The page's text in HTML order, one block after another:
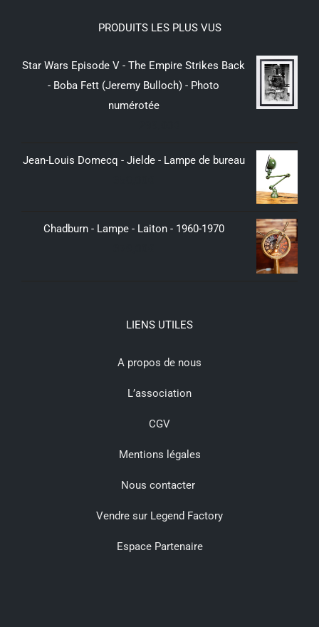
PRODUITS LES PLUS VUS
Star Wars Episode V - The Empire Strikes Back
- Boba Fett (Jeremy Bulloch) - Photo
numérotée
Jean-Louis Domecq - Jielde - Lampe de bureau
Chadburn - Lampe - Laiton - 1960-1970
LIENS UTILES
A propos de nous
L’association
CGV
Mentions légales
Nous contacter
Vendre sur Legend Factory
Espace Partenaire